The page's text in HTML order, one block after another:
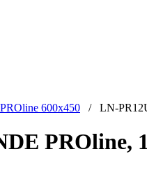
PROline 600x450 / LN-
PROline,